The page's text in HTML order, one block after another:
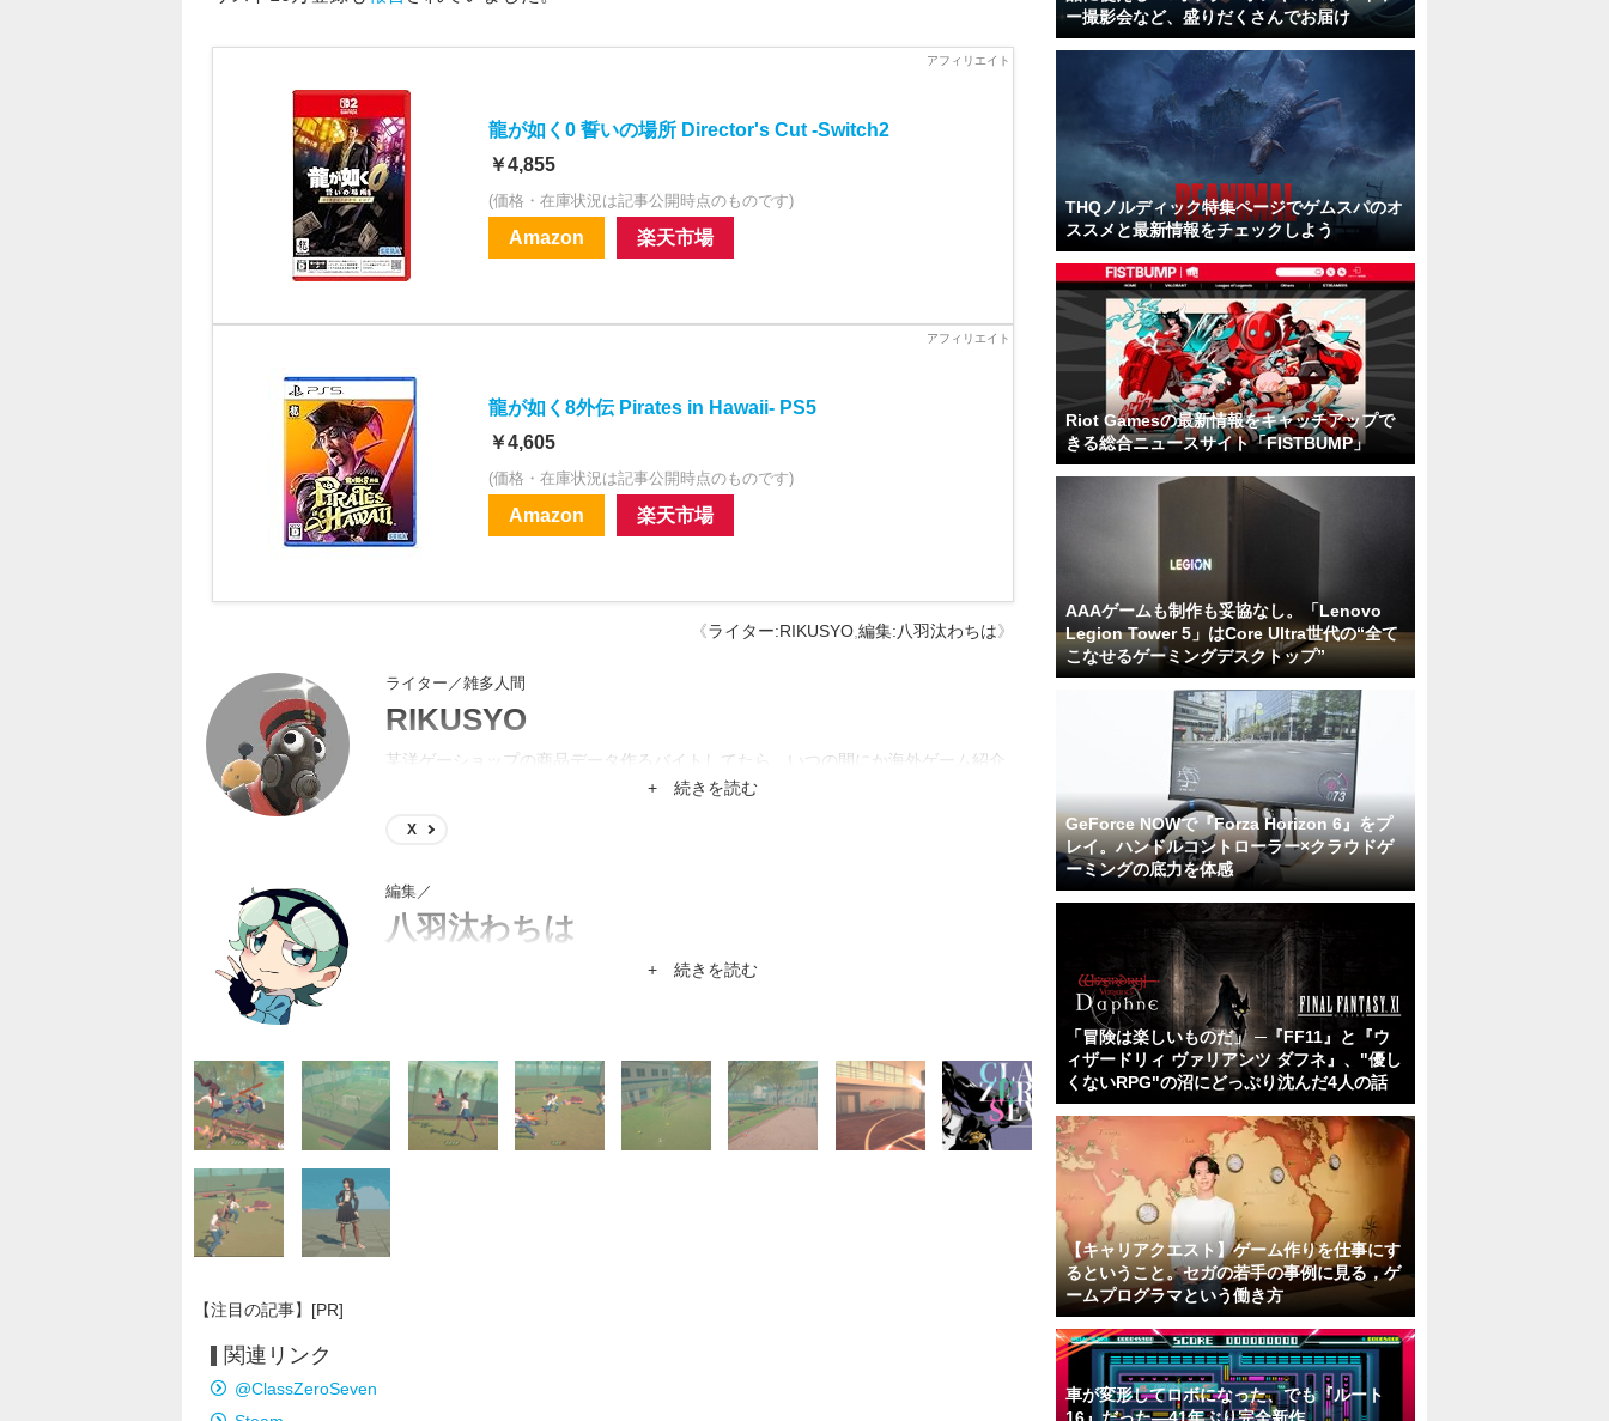
龍が如く0 誓いの場所 Director's Cut -Switch2
￥4,855
(価格・在庫状況は記事公開時点のものです)
Amazon 楽天市場
龍が如く8外伝 Pirates in Hawaii- PS5
￥4,605
(価格・在庫状況は記事公開時点のものです)
Amazon 楽天市場
《ライター:RIKUSYO 編集:八羽汰わちは》
ライター／雑多人間
RIKUSYO
某洋ゲーショップの商品データ作るバイトしてたら、いつの間にか海外ゲーム紹介
+ 続きを読む
X
編集／
八羽汰わちは
はちわたわちは（回文）Game*Sparkの共同編集長。特技はヒトカラ12時間。
+ 続きを読む
【注目の記事】[PR]
関連リンク
@ClassZeroSeven
ー撮影会など、盛りだくさんでお届け
THQノルディック特集ページでゲムスパのオ
ススメと最新情報をチェックしよう
Riot Gamesの最新情報をキャッチアップで
きる総合ニュースサイト「FISTBUMP」
AAAゲームも制作も妥協なし。「Lenovo
Legion Tower 5」はCore Ultra世代の“全て
こなせるゲーミングデスクトップ”
GeForce NOWで『Forza Horizon 6』をプ
レイ。ハンドルコントローラー×クラウドゲ
ーミングの底力を体感
「冒険は楽しいものだ」 ─『FF11』と『ウ
ィザードリィ ヴァリアンツ ダフネ』、"優し
くないRPG"の沼にどっぷり沈んだ4人の話
【キャリアクエスト】ゲーム作りを仕事にす
るということ。セガの若手の事例に見る，ゲ
ームプログラマという働き方
車が変形してロボになった、でも『ルート